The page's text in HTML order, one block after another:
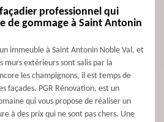
professionnel qui
de gommage à Saint Antonin
immeuble à Saint Antonin Noble Val, et
murs extérieurs sont salis par la
les champignons, il est temps de
façades. PGR Rénovation, est un
qui vous propose de réaliser un
à des prix qui ne sont pas chers. Une